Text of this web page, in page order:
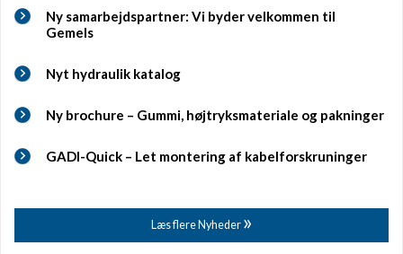
Ny samarbejdspartner: Vi byder velkommen til
Gemels
Nyt hydraulik katalog
Ny brochure – Gummi, højtryksmateriale og pakninger
GADI-Quick – Let montering af kabelforskruninger
Læs flere Nyheder